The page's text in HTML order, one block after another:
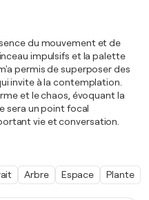
du mouvement et de
impulsifs et la palette
permis de superposer des
invite à la contemplation.
et le chaos, évoquant la
sera un point focal
vie et conversation.
Arbre Espace Plante